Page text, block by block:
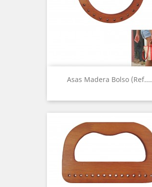
Asas Madera Bolso (Ref....